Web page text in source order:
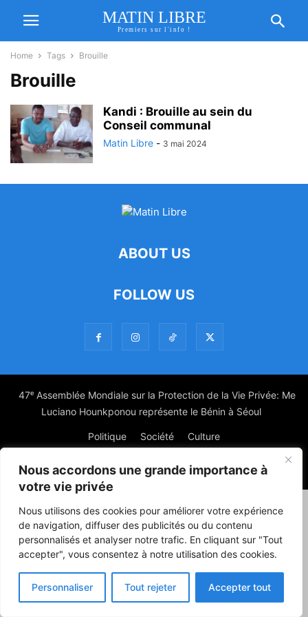
Nous accordons une grande importance à
votre vie privée
Nous utilisons des cookies pour améliorer votre expérience
de navigation, diffuser des publicités ou du contenu
personnalisés et analyser notre trafic. En cliquant sur "Tout
accepter", vous consentez à notre utilisation des cookies.
Personnaliser Tout rejeter Accepter tout
MATIN LIBRE
Premiers sur l'info !
Home Tags Brouille
Brouille
Kandi : Brouille au sein du
Conseil communal
Matin Libre - 3 mai 2024
ABOUT US
FOLLOW US
47ᵉ Assemblée Mondiale sur la Protection de la Vie Privée: Me
Luciano Hounkponou représente le Bénin à Séoul
Politique Société Culture
© Powered by digitXplus Francophone